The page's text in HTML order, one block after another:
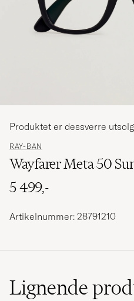
RAY-BAN
Wayfarer Meta 50
5 499,-
Produktet er dessverre
Artikelnummer: 28791210
Lignende